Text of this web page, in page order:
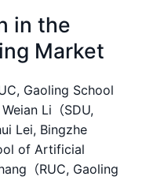
in the
Market
Gaoling School
Li（SDU,
Lei, Bingzhe
of Artificial
（RUC, Gaoling